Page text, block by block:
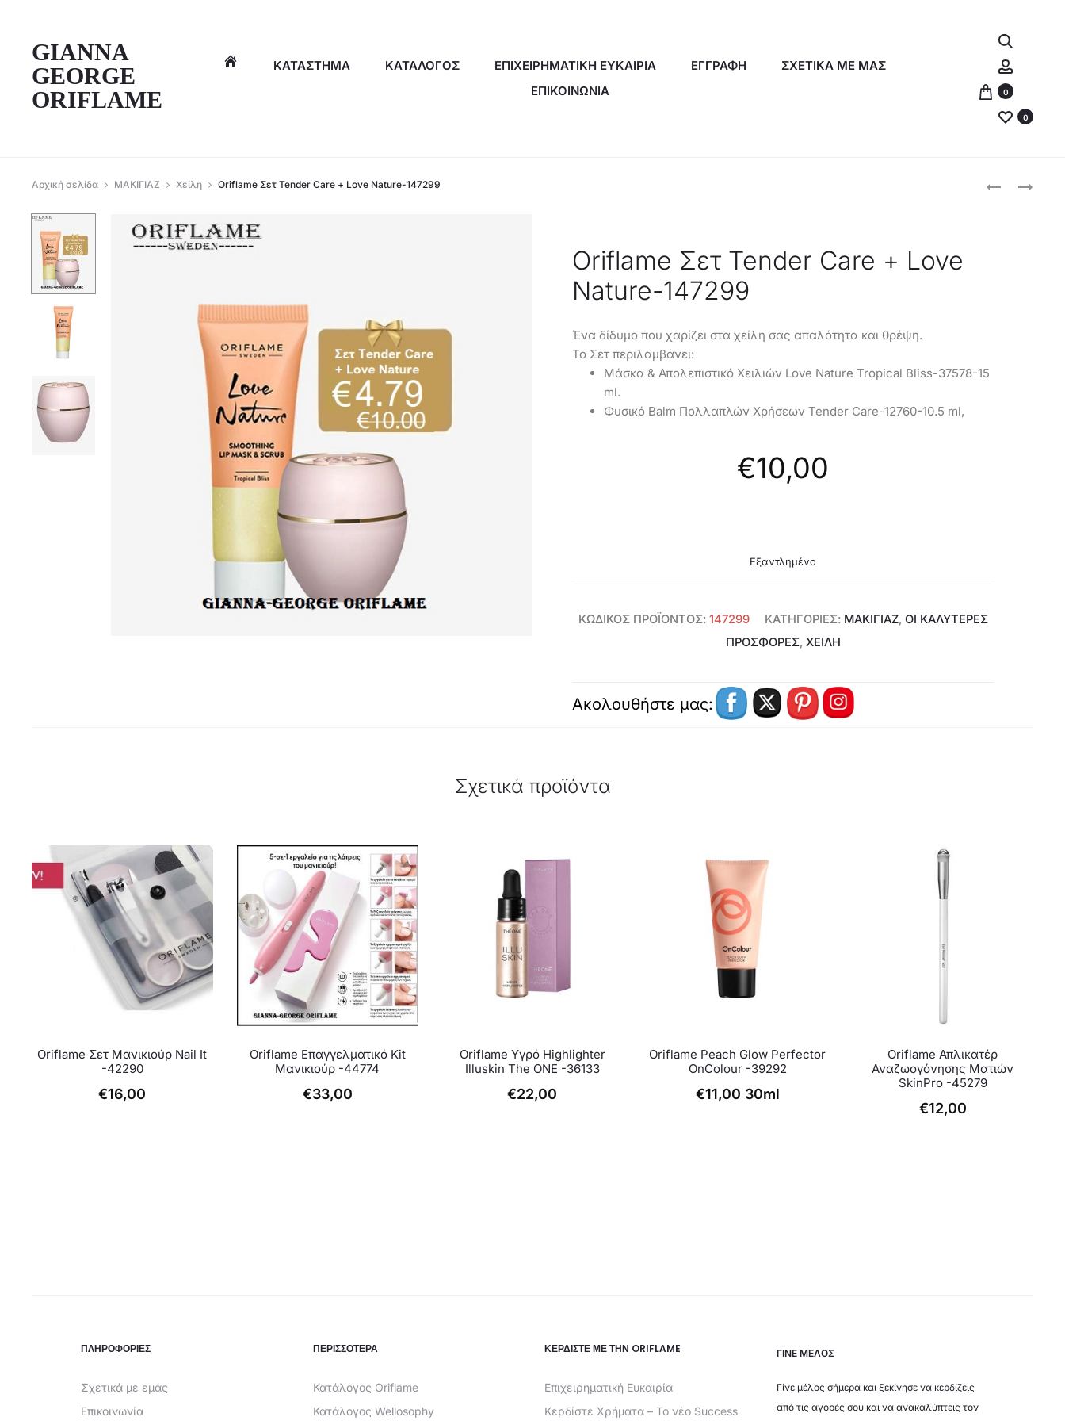
GIANNA
GEORGE
ORIFLAME
ΚΑΤΆΣΤΗΜΑ ΚΑΤΑΛΟΓΟΣ ΕΠΙΧΕΙΡΗΜΑΤΙΚΗ ΕΥΚΑΙΡΙΑ ΕΓΓΡΑΦΗ
ΣΧΕΤΙΚΑ ΜΕ ΜΑΣ
ΕΠΙΚΟΙΝΩΝΙΑ
0
0
ORIFLAME
ORIFLAME
Αρχική σελίδα ΜΑΚΙΓΙΑΖ Χείλη Oriflame Σετ Tender Care + Love Nature-147299
Oriflame Σετ Tender Care + Love
Nature-147299
Ένα δίδυμο που χαρίζει στα χείλη σας απαλότητα και θρέψη.
Το Σετ περιλαμβάνει:
Μάσκα & Απολεπιστικό Χειλιών Love Nature Tropical Bliss-37578-15
ml.
Φυσικό Balm Πολλαπλών Χρήσεων Tender Care-12760-10.5 ml,
€10,00
Εξαντλημένο
ΚΩΔΙΚΌΣ ΠΡΟΪΌΝΤΟΣ: 147299 ΚΑΤΗΓΟΡΊΕΣ: ΜΑΚΙΓΙΑΖ, ΟΙ ΚΑΛΥΤΕΡΕΣ
ΠΡΟΣΦΟΡΕΣ, ΧΕΊΛΗ
Ακολουθήστε μας:
Σχετικά προϊόντα
Oriflame Σετ Μανικιούρ Nail It
-42290
€16,00
Oriflame Επαγγελματικό Kit
Μανικιούρ -44774
€33,00
Oriflame Υγρό Highlighter
Illuskin The ONE -36133
€22,00
Oriflame Peach Glow Perfector
OnColour -39292
€11,00 30ml
Oriflame Απλικατέρ
Αναζωογόνησης Ματιών
SkinPro -45279
€12,00
ΠΛΗΡΟΦΟΡΙΕΣ
Σχετικά με εμάς
Επικοινωνία
ΠΕΡΙΣΣΟΤΕΡΑ
Κατάλογος Oriflame
Κατάλογος Wellosophy
ΚΕΡΔΊΣΤΕ ΜΕ ΤΗΝ ORIFLAME
Επιχειρηματική Ευκαιρία
Κερδίστε Χρήματα – Το νέο Success
ΓΙΝΕ ΜΕΛΟΣ
Γίνε μέλος σήμερα και ξεκίνησε να κερδίζεις
από τις αγορές σου και να ανακαλύπτεις τον